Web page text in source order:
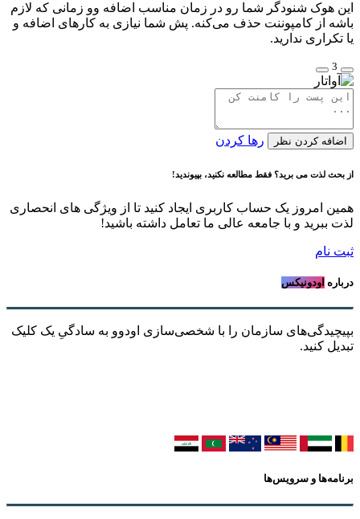
این هوک شنودگر شما رو در زمان مناسب اضافه وو زمانی که لازم
باشه از کامپوننت حذف می‌کنه. پش شما نیازی به کارهای اضافه و
یا تکراری ندارید.
3
اضافه کردن نظر رها کردن
از بحث لذت می برید؟ فقط مطالعه نکنید، بپیوندید!
همین امروز یک حساب کاربری ایجاد کنید تا از ویژگی های انحصاری
لذت ببرید و با جامعه عالی ما تعامل داشته باشید!
ثبت نام
درباره اودونیکس
بپیچیدگی‌های سازمان را با شخصی‌سازی اودوو به سادگیِ یک کلیک
تبدیل کنید.
برنامه‌ها و سرویس‌ها